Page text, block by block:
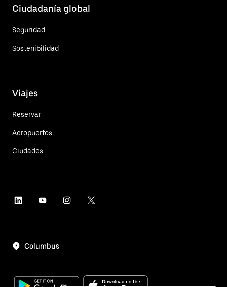
Ciudadanía global
Seguridad
Sostenibilidad
Viajes
Reservar
Aeropuertos
Ciudades
Columbus